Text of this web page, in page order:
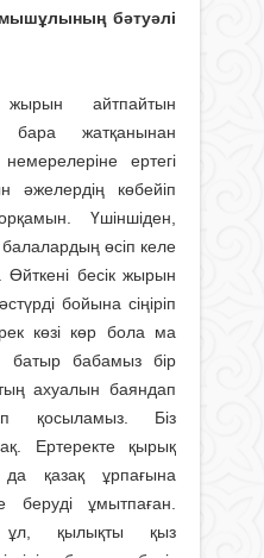
бәтуәлі
жырын айтпайтын
бара жатқанынан
ертегі
әжелердің көбейіп
Үшіншіден,
өсіп келе
бесік жырын
бойына сіңіріп
көзі көр бола ма
батыр бабамыз бір
ахуалын баяндап
қосыламыз. Біз
Ертеректе қырық
қазақ ұрпағына
беруді ұмытпаған.
ұл, қылықты қыз